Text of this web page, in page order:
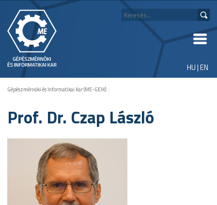
HU|EN
Gépészmérnöki és Informatikai Kar (ME-GEIK)::
Prof. Dr. Czap László